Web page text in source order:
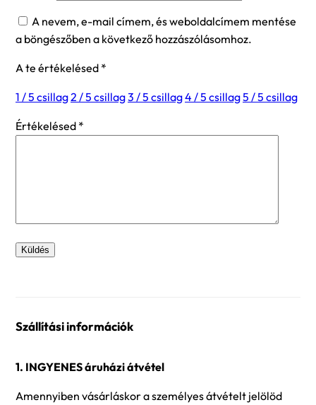
A nevem, e-mail címem, és weboldalcímem mentése
a böngészőben a következő hozzászólásomhoz.
A te értékelésed *
1 / 5 csillag2 / 5 csillag3 / 5 csillag4 / 5 csillag5 / 5 csillag
Értékelésed *
Szállítási információk
1. INGYENES áruházi átvétel
Amennyiben vásárláskor a személyes átvételt jelölöd